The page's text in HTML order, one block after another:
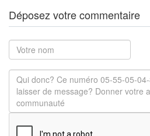
Déposez votre commentaire